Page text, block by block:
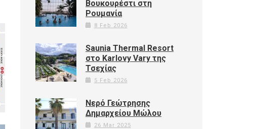
Βουκουρέστι στη
Ρουμανία
8 Feb 2026
Saunia Thermal Resort
στο Karlovy Vary της
Τσεχίας
5 Feb 2026
Νερό Γεώτρησης
Δημαρχείου Μώλου
26 Mar 2025